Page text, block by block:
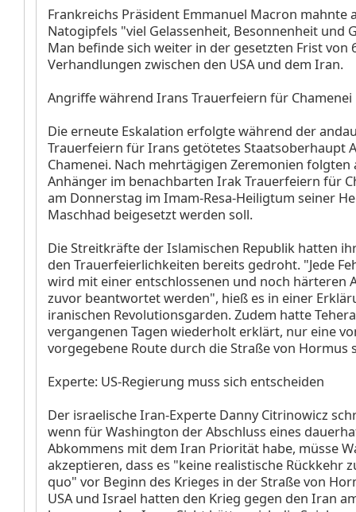
Frankreichs Präsident Emmanuel Macron mahnte
Natogipfels "viel Gelassenheit, Besonnenheit und
Man befinde sich weiter in der gesetzten Frist von
Verhandlungen zwischen den USA und dem Iran.
Angriffe während Irans Trauerfeiern für Chamenei
Die erneute Eskalation erfolgte während der
Trauerfeiern für Irans getötetes Staatsoberhaupt
Chamenei. Nach mehrtägigen Zeremonien
Anhänger im benachbarten Irak Trauerfeiern für
am Donnerstag im Imam-Resa-Heiligtum seiner
Maschhad beigesetzt werden soll.
Die Streitkräfte der Islamischen Republik hatten
den Trauerfeierlichkeiten bereits gedroht. "Jede
wird mit einer entschlossenen und noch härteren
zuvor beantwortet werden", hieß es in einer
iranischen Revolutionsgarden. Zudem hatte
vergangenen Tagen wiederholt erklärt, nur eine
vorgegebene Route durch die Straße von Hormus
Experte: US-Regierung muss sich entscheiden
Der israelische Iran-Experte Danny Citrinowicz
wenn für Washington der Abschluss eines
Abkommens mit dem Iran Priorität habe, müsse
akzeptieren, dass es "keine realistische Rückkehr
quo" vor Beginn des Krieges in der Straße von
USA und Israel hatten den Krieg gegen den Iran